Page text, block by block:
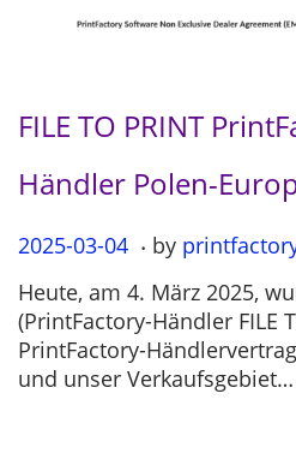
FILE TO PRINT
Händler Polen-
P
s
t
e
d
2025-03-04 2
2
5
-
0
. by
Heute, am 4. März 2025,
(PrintFactory-Händler FILE
PrintFactory-
und unser Verkaufsgebiet…